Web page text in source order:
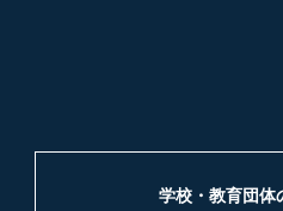
学校・教育団体